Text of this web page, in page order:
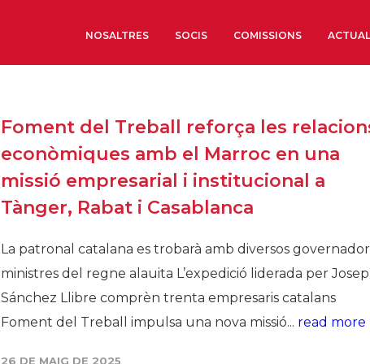
NOSALTRES
Òrgans de Govern
Òrgans Consultius
Estructura Executiva
Institut d’Estudis
Econòmics i Socials
Organitzacions
Organitzacions
SOCIS COMISSIONS
Foment del Treball reforça les
econòmiques amb el Marroc en una
missió empresarial i institucional a
Tànger, Rabat i Casablanca
La patronal catalana es trobarà amb diversos
ministres del regne alauita L’expedició liderada per Josep
Sánchez Llibre comprèn trenta empresaris catalans
Foment del Treball impulsa una nova missió... read more
26 DE MAIG DE 2025